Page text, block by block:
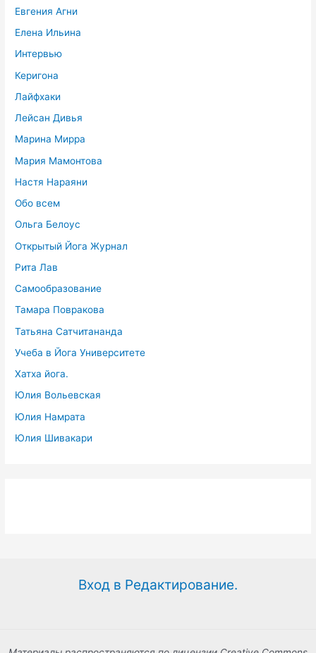
Евгения Агни
Елена Ильина
Интервью
Керигона
Лайфхаки
Лейсан Дивья
Марина Мирра
Мария Мамонтова
Настя Нараяни
Обо всем
Ольга Белоус
Открытый Йога Журнал
Рита Лав
Самообразование
Тамара Повракова
Татьяна Сатчитананда
Учеба в Йога Университете
Хатха йога.
Юлия Вольевская
Юлия Намрата
Юлия Шивакари
Вход в Редактирование.